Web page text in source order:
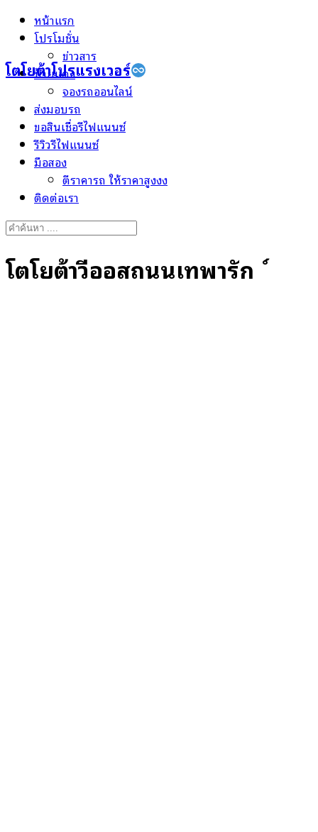
Skip
โตโยต้าโปรแรงเวอร์
หน้าแรก
โปรโมชั่น
ข่าวสาร
ป้ายแดง
จองรถออนไลน์
ส่งมอบรถ
ขอสินเชื่อรีไฟแนนซ์
รีวิวรีไฟแนนซ์
มือสอง
ตีราคารถ ให้ราคาสูงงง
ติดต่อเรา
Search
โตโยต้าวีออสถนนเทพารักษ์